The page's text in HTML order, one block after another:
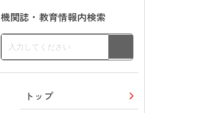
機関誌・教育情報内検索
トップ